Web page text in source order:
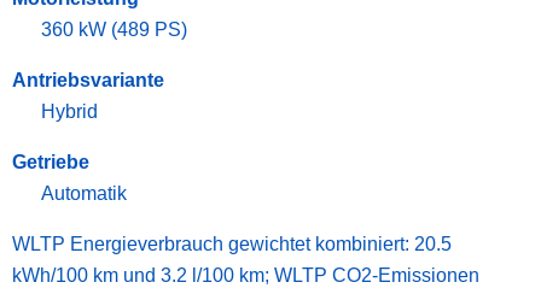
360 kW (489 PS)
Antriebsvariante
Hybrid
Getriebe
Automatik
WLTP Energieverbrauch gewichtet kombiniert: 20.5
kWh/100 km und 3.2 l/100 km; WLTP CO2-Emissionen